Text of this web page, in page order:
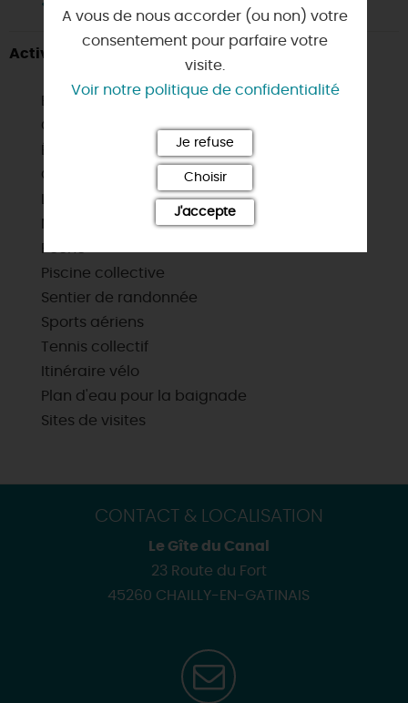
Activités à proximité
Baignade
Chasse
Équitation
Golf
Location de vélos
Nautisme
Pêche
Piscine collective
Sentier de randonnée
Sports aériens
Tennis collectif
Itinéraire vélo
Plan d'eau pour la baignade
Sites de visites
CONTACT & LOCALISATION
Le Gîte du Canal
23 Route du Fort
45260 CHAILLY-EN-GATINAIS
A vous de nous accorder (ou non) votre
consentement pour parfaire votre
visite.
Voir notre politique de confidentialité
Je refuse
Choisir
J'accepte